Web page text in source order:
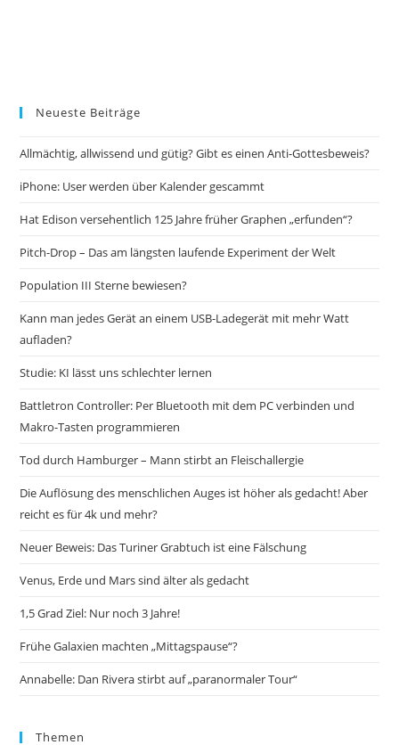
Neueste Beiträge
Allmächtig, allwissend und gütig? Gibt es einen Anti-Gottesbeweis?
iPhone: User werden über Kalender gescammt
Hat Edison versehentlich 125 Jahre früher Graphen „erfunden“?
Pitch-Drop – Das am längsten laufende Experiment der Welt
Population III Sterne bewiesen?
Kann man jedes Gerät an einem USB-Ladegerät mit mehr Watt
aufladen?
Studie: KI lässt uns schlechter lernen
Battletron Controller: Per Bluetooth mit dem PC verbinden und
Makro-Tasten programmieren
Tod durch Hamburger – Mann stirbt an Fleischallergie
Die Auflösung des menschlichen Auges ist höher als gedacht! Aber
reicht es für 4k und mehr?
Neuer Beweis: Das Turiner Grabtuch ist eine Fälschung
Venus, Erde und Mars sind älter als gedacht
1,5 Grad Ziel: Nur noch 3 Jahre!
Frühe Galaxien machten „Mittagspause“?
Annabelle: Dan Rivera stirbt auf „paranormaler Tour“
Themen